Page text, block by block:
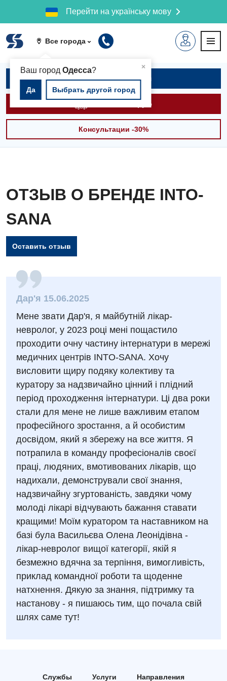
Перейти на українську мову
Все города
×
Ваш город Одесса?
Да Выбрать другой город
Вакансии
Интернатура
Энциклопедия
Программа лояльности
Отзывы
Видео
Ангиографические исследования
Диагностическое отделение
Инструментальная диагностика
Компьютерная томография
Магнитно-резонансная томография
Маммография
Нейросонография
Рентгенография
УЗИ
Эндоскопическое отделение
Для взрослых
Акушерство и гинекология
Аллергология, иммунология
Андрология
Бесплатные услуги
Гинекологическое отделение
Диагностическое отделение
Дневной стационар
Онкологическое отделение
Отдел госпитализации
Отделение интенсивной терапии
Отделение неотложных состояний
Офтальмологическое отделение
Педиатрическое отделение
Скорая медицинская помощь
Терапевтическое отделение
Травматологическое отделение
Урологическое отделение
Хирургическое отделение
Декларирование
Лечение острого инфаркта
Национальный скрининг здоровья 40+
Украинский
Русский
Записаться на приём
Вызвать скорую
Консультации -30%
ОТЗЫВ О БРЕНДЕ INTO-
SANA
Оставить отзыв
Дар'я 15.06.2025
Мене звати Дар'я, я майбутній лікар-
невролог, у 2023 році мені пощастило
проходити очну частину інтернатури в мережі
медичних центрів INTO-SANA. Хочу
висловити щиру подяку колективу та
куратору за надзвичайно цінний і плідний
період проходження інтернатури. Ці два роки
стали для мене не лише важливим етапом
професійного зростання, а й особистим
досвідом, який я збережу на все життя. Я
потрапила в команду професіоналів своєї
праці, людяних, вмотивованих лікарів, що
надихали, демонстрували свої знання,
надзвичайну згуртованість, завдяки чому
молоді лікарі відчувають бажання ставати
кращими! Моїм куратором та наставником на
базі була Васильєва Олена Леонідівна -
лікар-невролог вищої категорії, якій я
безмежно вдячна за терпіння, вимогливість,
приклад командної роботи та щоденне
натхнення. Дякую за знання, підтримку та
настанову - я пишаюсь тим, що почала свій
шлях саме тут!
Службы Услуги Направления